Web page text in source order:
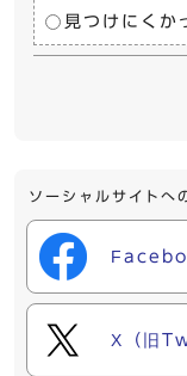
見つけにくか
ソーシャルサイトへ
X（旧